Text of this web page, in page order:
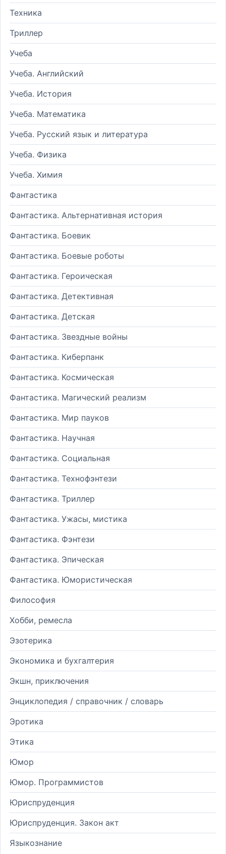
Техника
Триллер
Учеба
Учеба. Английский
Учеба. История
Учеба. Математика
Учеба. Русский язык и литература
Учеба. Физика
Учеба. Химия
Фантастика
Фантастика. Альтернативная история
Фантастика. Боевик
Фантастика. Боевые роботы
Фантастика. Героическая
Фантастика. Детективная
Фантастика. Детская
Фантастика. Звездные войны
Фантастика. Киберпанк
Фантастика. Космическая
Фантастика. Магический реализм
Фантастика. Мир пауков
Фантастика. Научная
Фантастика. Социальная
Фантастика. Технофэнтези
Фантастика. Триллер
Фантастика. Ужасы, мистика
Фантастика. Фэнтези
Фантастика. Эпическая
Фантастика. Юмористическая
Философия
Хобби, ремесла
Эзотерика
Экономика и бухгалтерия
Экшн, приключения
Энциклопедия / справочник / словарь
Эротика
Этика
Юмор
Юмор. Программистов
Юриспруденция
Юриспруденция. Закон акт
Языкознание